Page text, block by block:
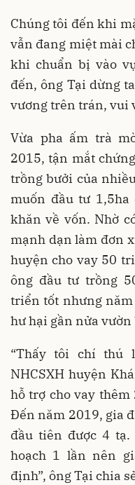
Chúng tôi đến khi
vẫn đang miệt mài
khi chuẩn bị vào
đến, ông Tại dừng
vương trên trán, vui
Vừa pha ấm trà
2015, tận mắt
trồng bưởi của
muốn đầu tư
khăn về vốn. Nhờ
mạnh dạn làm đơn
huyện cho vay 50
ông đầu tư trồng
triển tốt nhưng năm
hư hại gần nửa
“Thấy tôi chí thú
NHCSXH huyện
hỗ trợ cho vay
Đến năm 2019, gia
đầu tiên được 4
hoạch 1 lần nên
định”, ông Tại chia